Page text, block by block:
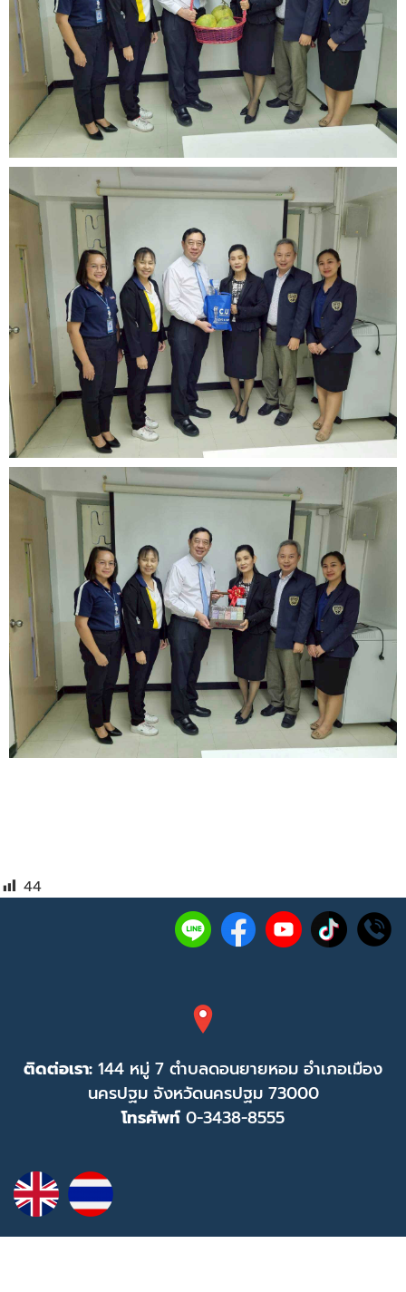
44
ติดต่อเรา: 144 หมู่ 7 ตำบลดอนยายหอม อำเภอเมือง
นครปฐม จังหวัดนครปฐม 73000
โทรศัพท์ 0-3438-8555